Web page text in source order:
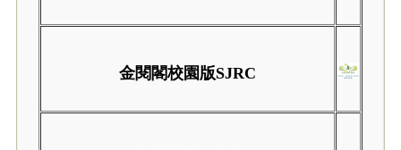
金閱閣校園版SJRC